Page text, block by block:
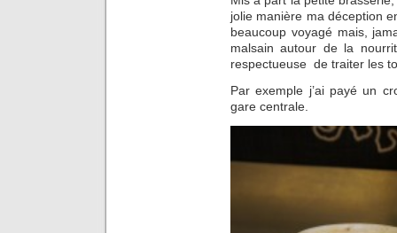
jolie manière ma déception
beaucoup voyagé mais,
malsain autour de la
respectueuse de traiter les
Par exemple j’ai payé un
gare centrale.